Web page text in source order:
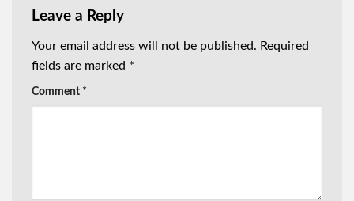
Leave a Reply
Your email address will not be published. Required
fields are marked *
Comment *